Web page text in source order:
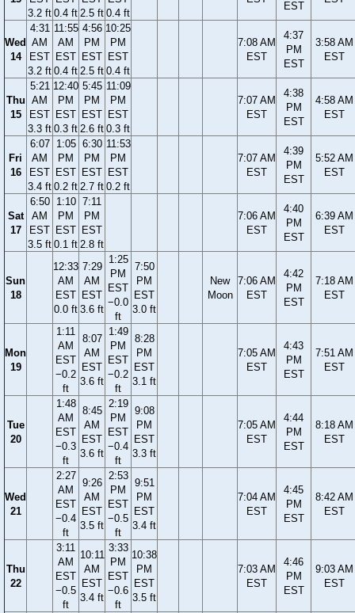
3.2 ft 0.4 ft 2.5 ft 0.4 ft
EST
Wed
14
4:31
AM
EST
3.2 ft
11:55
AM
EST
0.4 ft
4:56
PM
EST
2.5 ft
10:25
PM
EST
0.4 ft
7:08 AM
EST
4:37
PM
EST
3:58 AM
EST
Thu
15
5:21
AM
EST
3.3 ft
12:40
PM
EST
0.3 ft
5:45
PM
EST
2.6 ft
11:09
PM
EST
0.3 ft
7:07 AM
EST
4:38
PM
EST
4:58 AM
EST
Fri
16
6:07
AM
EST
3.4 ft
1:05
PM
EST
0.2 ft
6:30
PM
EST
2.7 ft
11:53
PM
EST
0.2 ft
7:07 AM
EST
4:39
PM
EST
5:52 AM
EST
Sat
17
6:50
AM
EST
3.5 ft
1:10
PM
EST
0.1 ft
7:11
PM
EST
2.8 ft
7:06 AM
EST
4:40
PM
EST
6:39 AM
EST
Sun
18
12:33
AM
EST
0.0 ft
7:29
AM
EST
3.6 ft
1:25
PM
EST
−0.0
ft
7:50
PM
EST
3.0 ft
New
Moon
7:06 AM
EST
4:42
PM
EST
7:18 AM
EST
Mon
19
1:11
AM
EST
−0.2
ft
8:07
AM
EST
3.6 ft
1:49
PM
EST
−0.2
ft
8:28
PM
EST
3.1 ft
7:05 AM
EST
4:43
PM
EST
7:51 AM
EST
Tue
20
1:48
AM
EST
−0.3
ft
8:45
AM
EST
3.6 ft
2:19
PM
EST
−0.4
ft
9:08
PM
EST
3.3 ft
7:05 AM
EST
4:44
PM
EST
8:18 AM
EST
Wed
21
2:27
AM
EST
−0.4
ft
9:26
AM
EST
3.5 ft
2:53
PM
EST
−0.5
ft
9:51
PM
EST
3.4 ft
7:04 AM
EST
4:45
PM
EST
8:42 AM
EST
Thu
22
3:11
AM
EST
−0.5
ft
10:11
AM
EST
3.4 ft
3:33
PM
EST
−0.6
ft
10:38
PM
EST
3.5 ft
7:03 AM
EST
4:46
PM
EST
9:03 AM
EST